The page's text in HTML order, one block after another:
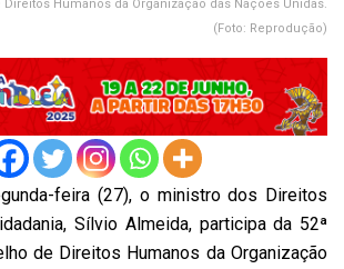
Humanos da Organização das Nações Unidas.
(Foto: Reprodução)
feira (27), o ministro dos Direitos
Sílvio Almeida, participa da 52ª
de Direitos Humanos daOrganização